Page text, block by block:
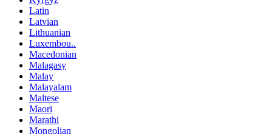
Latin
Latvian
Lithuanian
Luxembou..
Macedonian
Malagasy
Malay
Malayalam
Maltese
Maori
Marathi
Mongolian